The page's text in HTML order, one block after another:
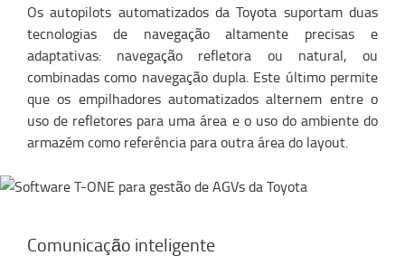
Os autopilots automatizados da Toyota suportam duas
tecnologias de navegação altamente precisas e
adaptativas: navegação refletora ou natural, ou
combinadas como navegação dupla. Este último permite
que os empilhadores automatizados alternem entre o
uso de refletores para uma área e o uso do ambiente do
armazém como referência para outra área do layout.
Comunicação inteligente